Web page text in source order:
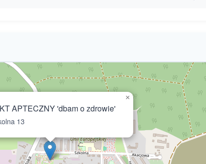
APTECZNY 'dbam o zdrowie'
13
×